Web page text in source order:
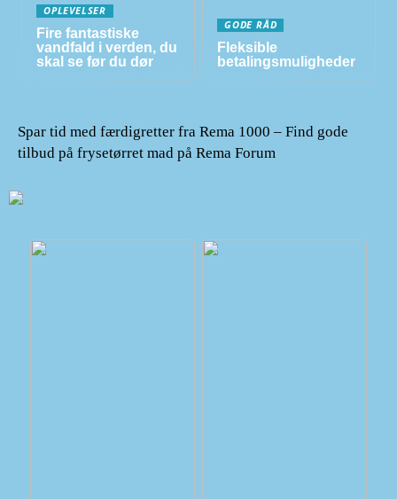
OPLEVELSER
Fire fantastiske
vandfald i verden, du
skal se før du dør
GODE RÅD
Fleksible
betalingsmuligheder
Spar tid med færdigretter fra Rema 1000 – Find gode
tilbud på frysetørret mad på Rema Forum